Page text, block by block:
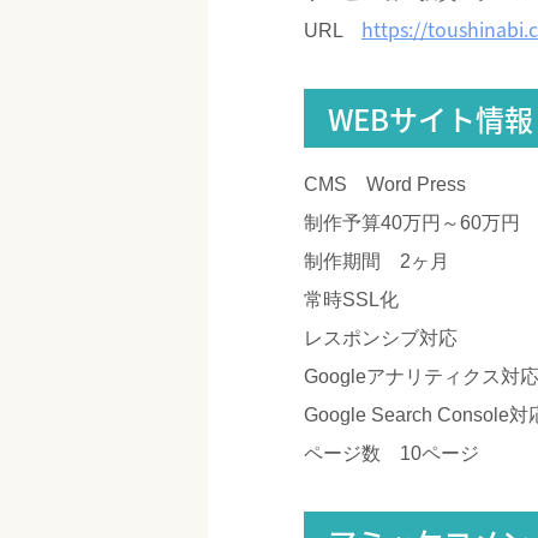
URL https://
WEBサイト情報
CMS Word Press
制作予算40万円～60万円
制作期間 2ヶ月
常時SSL化
レスポンシブ対応
Googleアナリティクス対応
Google Search Console対
ページ数 10ページ